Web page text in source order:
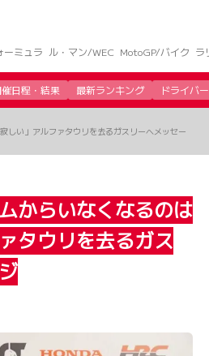
ーミュラ ル・マン/WEC MotoGP/バイク ラ
日程・結果 最新ランキング ドライバー
しい」アルファタウリを去るガスリーへメッセー
からいなくなるのは
タウリを去るガス